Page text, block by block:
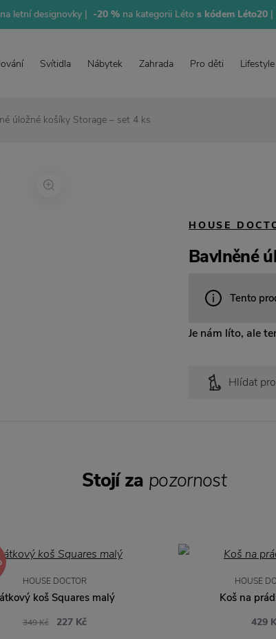
letní designovky | -20 %na kategorii Létos kódem Léto20 |
Svítidla Nábytek Zahrada Pro děti Lifestyle
úložné košíky Storage – set 4 ks
HOUSE
Bavlněné
Tento
Je nám líto, ale
Hlídat
Stojí za pozornost
HOUSE DOCTOR
koš Squares malý
349 Kč 227 Kč
HOUSE
Koš na
429